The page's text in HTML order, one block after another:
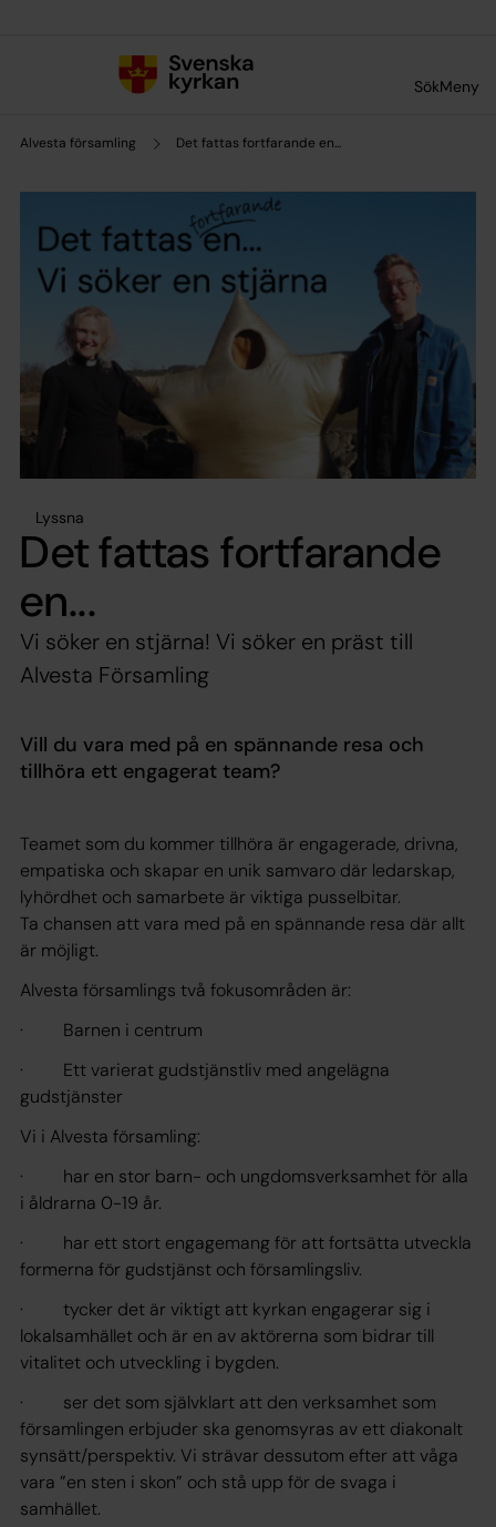
SökMeny
Alvesta församling Det fattas fortfarande en...
Lyssna
Det fattas fortfarande
en...
Vi söker en stjärna! Vi söker en präst till
Alvesta Församling
Vill du vara med på en spännande resa och
tillhöra ett engagerat team?
Teamet som du kommer tillhöra är engagerade, drivna,
empatiska och skapar en unik samvaro där ledarskap,
lyhördhet och samarbete är viktiga pusselbitar.
Ta chansen att vara med på en spännande resa där allt
är möjligt.
Alvesta församlings två fokusområden är:
· Barnen i centrum
· Ett varierat gudstjänstliv med angelägna
gudstjänster
Vi i Alvesta församling:
· har en stor barn- och ungdomsverksamhet för alla
i åldrarna 0-19 år.
· har ett stort engagemang för att fortsätta utveckla
formerna för gudstjänst och församlingsliv.
· tycker det är viktigt att kyrkan engagerar sig i
lokalsamhället och är en av aktörerna som bidrar till
vitalitet och utveckling i bygden.
· ser det som självklart att den verksamhet som
församlingen erbjuder ska genomsyras av ett diakonalt
synsätt/perspektiv. Vi strävar dessutom efter att våga
vara ”en sten i skon” och stå upp för de svaga i
samhället.